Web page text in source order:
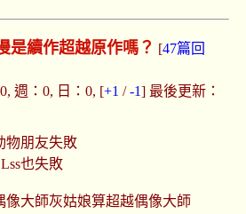
是續作超越原作嗎？ [47篇回
週：0, 日：0, [+1 /-1] 最後更新：
物朋友失敗
也失敗
像大師灰姑娘算超越偶像大師